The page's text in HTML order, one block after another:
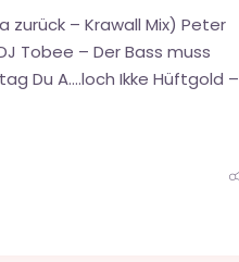
zurück – Krawall Mix) Peter
Tobee – Der Bass muss
Du A….loch Ikke Hüftgold –